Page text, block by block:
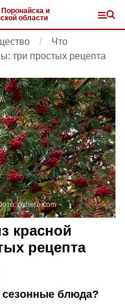
Поронайска и
области
Что
три простых рецепта
pxhere.com
красной
рецепта
блюда?